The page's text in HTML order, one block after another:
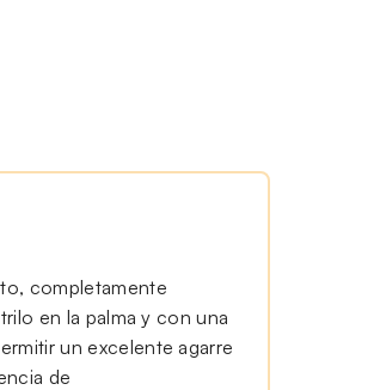
completamente
en la palma y con una
un excelente agarre
de